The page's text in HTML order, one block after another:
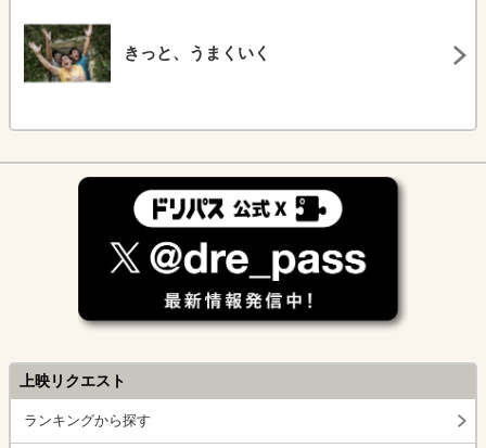
きっと、うまくいく
上映リクエスト
ランキングから探す